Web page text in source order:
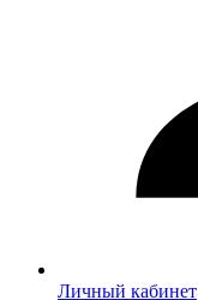
Личный кабинет